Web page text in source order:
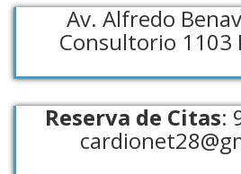
Av. Alfredo
Consultorio 1103
Reserva de Citas: